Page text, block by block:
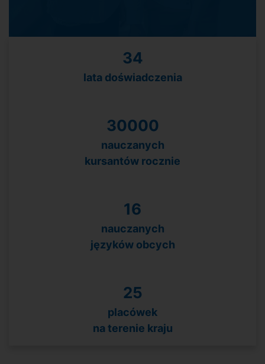
34
lata doświadczenia
30000
nauczanych
kursantów rocznie
16
nauczanych
języków obcych
25
placówek
na terenie kraju